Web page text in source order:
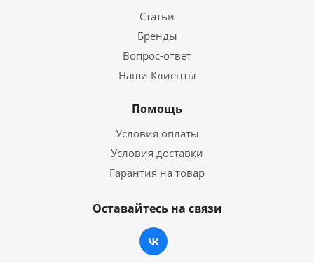
Статьи
Бренды
Вопрос-ответ
Наши Клиенты
Помощь
Условия оплаты
Условия доставки
Гарантия на товар
Оставайтесь на связи